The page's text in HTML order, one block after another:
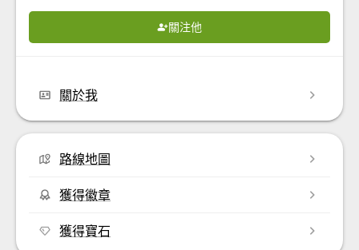
關注他
關於我
路線地圖
獲得徽章
獲得寶石